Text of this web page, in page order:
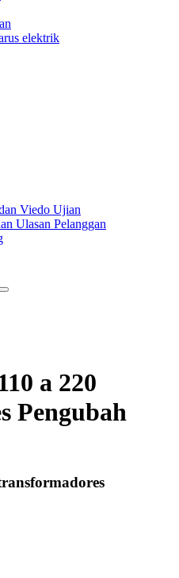
elektrik
Viedo Ujian
Ulasan Pelanggan
a 220
Pengubah